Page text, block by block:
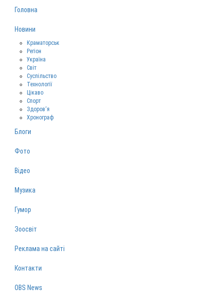
Головна
Новини
Краматорськ
Регіон
Україна
Світ
Суспільство
Технології
Цікаво
Спорт
Здоров‘я
Хронограф
Блоги
Фото
Відео
Музика
Гумор
Зоосвіт
Реклама на сайті
Контакти
OBS News